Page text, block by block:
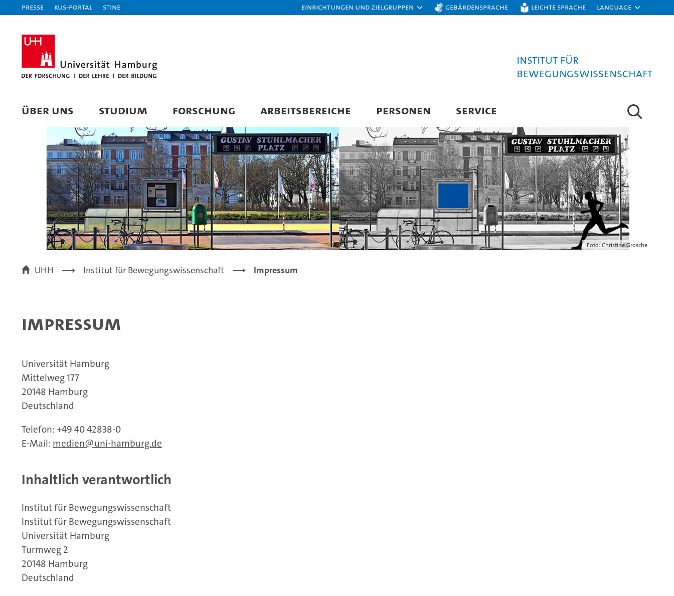
Presse KUS-Portal STiNE Einrichtungen und Zielgruppen Gebärdensprache Leichte Sprache Language
Institut für
Bewegungswissenschaft
ÜBER UNS STUDIUM FORSCHUNG ARBEITSBEREICHE PERSONEN SERVICE
Foto: Christine Grosche
UHH Institut für Bewegungswissenschaft Impressum
Impressum
Universität Hamburg
Mittelweg 177
20148 Hamburg
Deutschland
Telefon: +49 40 42838-0
E-Mail: medien@uni-hamburg.de
Inhaltlich verantwortlich
Institut für Bewegungswissenschaft
Institut für Bewegungswissenschaft
Universität Hamburg
Turmweg 2
20148 Hamburg
Deutschland